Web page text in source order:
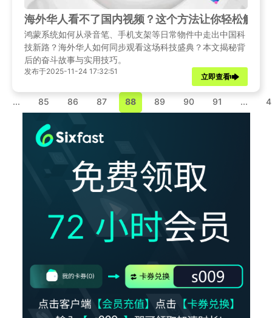
海外华人看不了国内视频？这个方法让你轻松解锁
鸿蒙系统如何从录音笔、手机支架等日常物件中走出中国科
技新路？海外华人如何同步观看这场科技盛典？本文揭秘背
后的奋斗故事与实用技巧。
发布于2025-11-24 17:32:51
立即查看
... 85 86 87 88 89 90 91 ...